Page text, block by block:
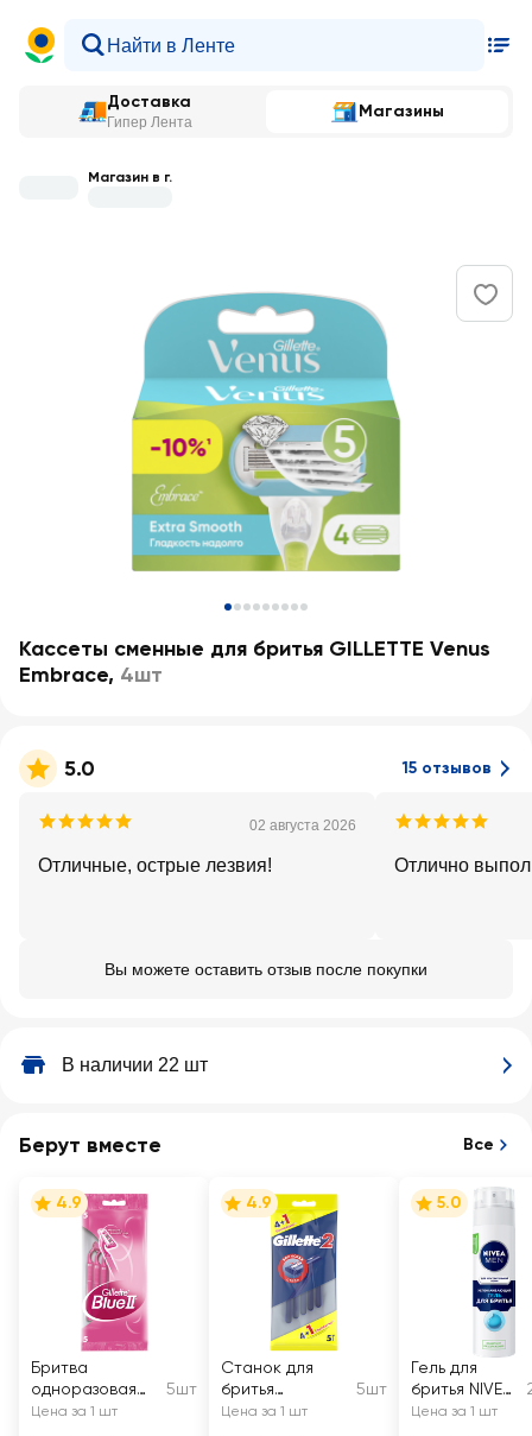
Доставка
Гипер Лента
Магазины
Магазин в г.
Кассеты сменные для бритья GILLETTE Venus
Embrace, 4шт
5.0 15 отзывов
02 августа 2026
Отличные, острые лезвия! Отлично
Вы можете оставить отзыв после покупки
В наличии 22 шт
Берут вместе Все
4.9
Бритва
одноразовая
женская
5шт
Цена за 1 шт
4.9
Станок для
бритья
одноразовый
5шт
Цена за 1 шт
5.0
Гель для
бритья NIVEA
Men
Цена за 1 шт